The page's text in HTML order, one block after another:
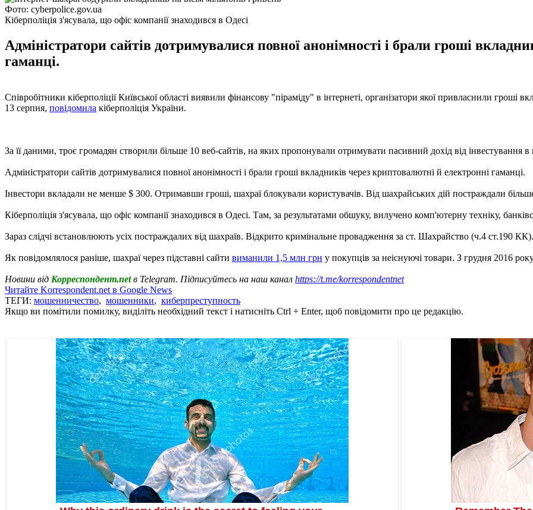
Фото: cyberpolice.gov.ua
Кіберполіція з'ясувала, що офіс компанії знаходився в Одесі
Адміністратори сайтів дотримувалися повної анонімності і брали гроші
гаманці.
Співробітники кіберполіції Київської області виявили фінансову "піраміду" в інтернеті, організатори якої привласнили гроші
13 серпня, повідомила кіберполіція України.
За її даними, троє громадян створили більше 10 веб-сайтів, на яких пропонували отримувати пасивний дохід від інвестування
Адміністратори сайтів дотримувалися повної анонімності і брали гроші вкладників через криптовалютні й електронні гаманці.
Інвестори вкладали не менше $ 300. Отримавши гроші, шахраї блокували користувачів. Від шахрайських дій постраждали
Кіберполіція з'ясувала, що офіс компанії знаходився в Одесі. Там, за результатами обшуку, вилучено комп'ютерну техніку,
Зараз слідчі встановлюють усіх постраждалих від шахраїв. Відкрито кримінальне провадження за ст. Шахрайство (ч.4 ст.190 КК).
Як повідомлялося раніше, шахраї через підставні сайти виманили 1,5 млн грн у покупців за неіснуючі товари. З грудня 2016
Новини від Корреспондент.netв Telegram. Підписуйтесь на наш канал https://t.me/korrespondentnet
Читайте Korrespondent.net в Google News
ТЕГИ: мошенничество, мошенники, киберпреступность
Якщо ви помітили помилку, виділіть необхідний текст і натисніть Ctrl + Enter, щоб повідомити про це редакцію.